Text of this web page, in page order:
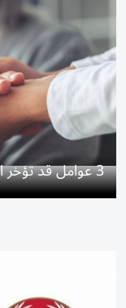
3 عوامل قد تؤخر الخرف 13 عاماً.. دراسة تكشف مفاجأة